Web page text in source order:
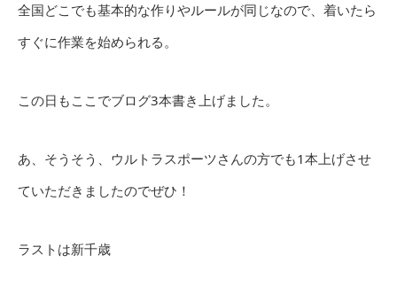
全国どこでも基本的な作りやルールが同じなので、着いたら
すぐに作業を始められる。
この日もここでブログ3本書き上げました。
あ、そうそう、ウルトラスポーツさんの方でも1本上げさせ
ていただきましたのでぜひ！
ラストは新千歳